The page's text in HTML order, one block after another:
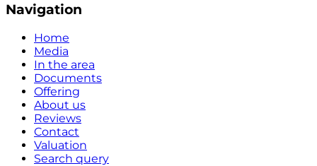
Navigation
Home
Media
In the area
Documents
Offering
About us
Reviews
Contact
Valuation
Search query